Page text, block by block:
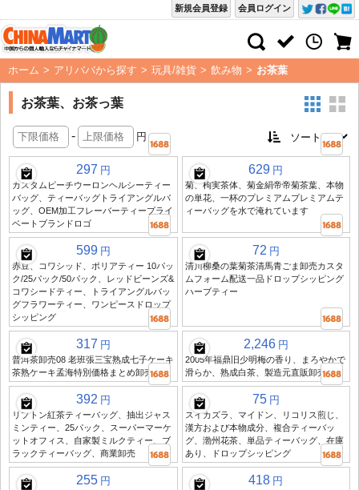
会員ログイン
新規会員登録
ホーム > アリババから探す > 玩具/雑貨 > 飲み物 > お茶葉
お茶葉、お茶っ葉
- 円
297 円
カスタムピーチウーロンヘルシーティー
バッグ、ティーバッグトライアングルバ
ッグ、OEM加工フレーバーティープライ
ベートブランドロゴ
629 円
菊、枸実茶体、菊金絹帝帝菊茶葉、本物
の単花、一杯のプレミアムプレミアムテ
ィーバッグを水で淹れています
599 円
赤豆、コワシッド、ポリアティー 10パッ
ク/25パック/50パック、レッドビーンズ&
コワシードティー、トライアングルバッ
グフラワーティー、ワンピースドロップ
シッピング
72 円
清川柳桑の葉菊茶清馬青ごま卸売カスタ
ムフォーム配送一品ドロップシッピング
ハーブティー
317 円
普洱茶卸売08 老班張三宝熟成七子ケーキ
茶熟ケーキ孟海特別価格まとめ卸売
2,246 円
2005年福鼎旧少明梅の香り、まろやかで
滑らか、熟成白茶、製造元直販卸売
392 円
リプトン紅茶ティーバッグ、抽出ジャス
ミンティー、25パック、スーパーマーケ
ットオフィス、自家製ミルクティー、ブ
ラックティーバッグ、商業卸売
75 円
スイカズラ、マイドン、リコリス煎じ、
漢方および本物成分、複合ティーバッ
グ、渤州花茶、単品ティーバッグ、在庫
あり、ドロップシッピング
255 円 418 円